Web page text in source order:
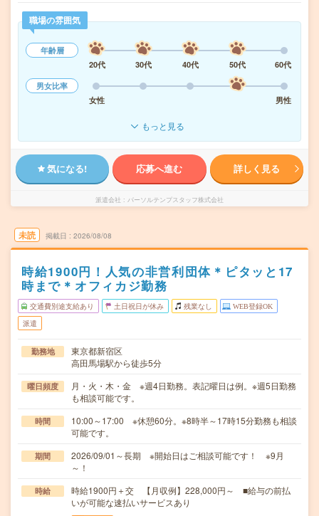
職場の雰囲気
年齢層
20代
30代 40代 50代
60代
男女比率
女性
男性
もっと見る
気になる! 応募へ進む 詳しく見る
派遣会社 パーソルテンプスタッフ株式会社
未読 掲載日 2026/08/08
時給1900円！人気の非営利団体＊ピタッと17
時まで＊オフィカジ勤務
交通費別途支給あり 土日祝日が休み 残業なし WEB登録OK
派遣
勤務地
東京都新宿区
高田馬場駅から徒歩5分
曜日頻度
月・火・木・金 ※週4日勤務。表記曜日は例。※週5日勤務
も相談可能です。
時間
10:00～17:00 ※休憩60分。※8時半～17時15分勤務も相談
可能です。
期間
2026/09/01～長期 ※開始日はご相談可能です！ ※9月
～！
時給
時給1900円＋交 【月収例】228,000円～ ■給与の前払
いが可能な速払いサービスあり